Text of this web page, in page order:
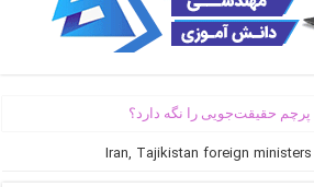
حقیقت‌جویی را نگه دارد؟
Iran, Tajikistan foreign